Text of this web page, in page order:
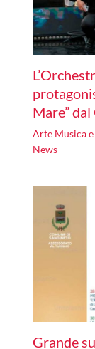
Mare”
Arte Musica
News
Grande